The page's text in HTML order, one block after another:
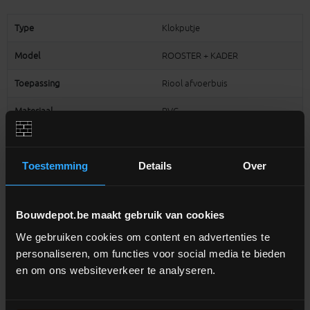
Toestemming Details Over
Bouwdepot.be maakt gebruik van cookies
We gebruiken cookies om content en advertenties te
personaliseren, om functies voor social media te bieden
en om ons websiteverkeer te analyseren.
Type Klokputje
Model ROOSTER + KADER
Toepassing Riool afvoerbuis
Materiaal PVC
Kenmerk
Diameter uitlaat (mm) 50
Belastingsklasse Fiets & moto
EAN 3309030425751